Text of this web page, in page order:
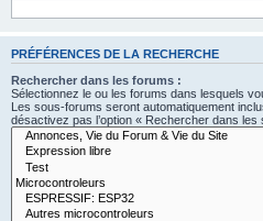
PRÉFÉRENCES DE LA RECHERCHE
Rechercher dans les forums :
Sélectionnez le ou les forums dans lesquels
Les sous-forums seront automatiquement
désactivez pas l’option « Rechercher dans